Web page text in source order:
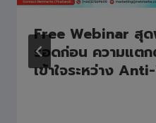
Free Webinar สุ
รอดก่อน ความแต
เข้าใจระหว่าง